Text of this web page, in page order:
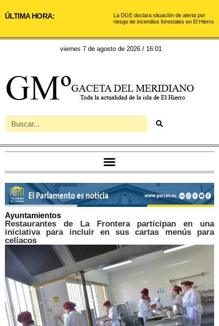
ÚLTIMA HORA:
La DGE declara situación de alerta por
riesgo de incendios forestales en El Hierro
viernes 7 de agosto de 2026 / 16:01
Ayuntamientos
Restaurantes de La Frontera participan en una
iniciativa para incluir en sus cartas menús para
celíacos